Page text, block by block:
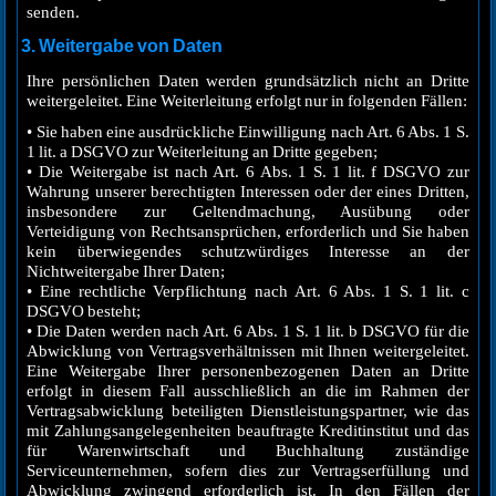
senden.
3. Weitergabe von Daten
Ihre persönlichen Daten werden grundsätzlich nicht an Dritte
weitergeleitet. Eine Weiterleitung erfolgt nur in folgenden Fällen:
• Sie haben eine ausdrückliche Einwilligung nach Art. 6 Abs. 1 S.
1 lit. a DSGVO zur Weiterleitung an Dritte gegeben;
• Die Weitergabe ist nach Art. 6 Abs. 1 S. 1 lit. f DSGVO zur
Wahrung unserer berechtigten Interessen oder der eines Dritten,
insbesondere zur Geltendmachung, Ausübung oder
Verteidigung von Rechtsansprüchen, erforderlich und Sie haben
kein überwiegendes schutzwürdiges Interesse an der
Nichtweitergabe Ihrer Daten;
• Eine rechtliche Verpflichtung nach Art. 6 Abs. 1 S. 1 lit. c
DSGVO besteht;
• Die Daten werden nach Art. 6 Abs. 1 S. 1 lit. b DSGVO für die
Abwicklung von Vertragsverhältnissen mit Ihnen weitergeleitet.
Eine Weitergabe Ihrer personenbezogenen Daten an Dritte
erfolgt in diesem Fall ausschließlich an die im Rahmen der
Vertragsabwicklung beteiligten Dienstleistungspartner, wie das
mit Zahlungsangelegenheiten beauftragte Kreditinstitut und das
für Warenwirtschaft und Buchhaltung zuständige
Serviceunternehmen, sofern dies zur Vertragserfüllung und
Abwicklung zwingend erforderlich ist. In den Fällen der